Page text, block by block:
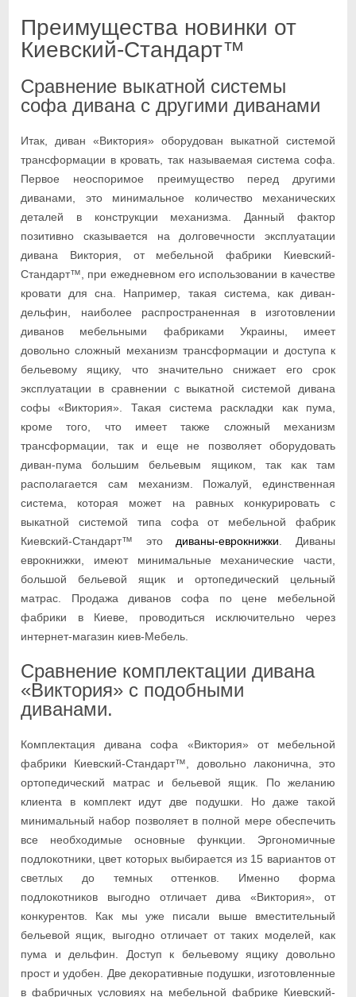
Преимущества новинки от
Киевский-Стандарт™
Сравнение выкатной системы
софа дивана с другими диванами
Итак, диван «Виктория» оборудован выкатной системой
трансформации в кровать, так называемая система софа.
Первое неоспоримое преимущество перед другими
диванами, это минимальное количество механических
деталей в конструкции механизма. Данный фактор
позитивно сказывается на долговечности эксплуатации
дивана Виктория, от мебельной фабрики Киевский-
Стандарт™, при ежедневном его использовании в качестве
кровати для сна. Например, такая система, как диван-
дельфин, наиболее распространенная в изготовлении
диванов мебельными фабриками Украины, имеет
довольно сложный механизм трансформации и доступа к
бельевому ящику, что значительно снижает его срок
эксплуатации в сравнении с выкатной системой дивана
софы «Виктория». Такая система раскладки как пума,
кроме того, что имеет также сложный механизм
трансформации, так и еще не позволяет оборудовать
диван-пума большим бельевым ящиком, так как там
располагается сам механизм. Пожалуй, единственная
система, которая может на равных конкурировать с
выкатной системой типа софа от мебельной фабрик
Киевский-Стандарт™ это диваны-еврокнижки . Диваны
еврокнижки, имеют минимальные механические части,
большой бельевой ящик и ортопедический цельный
матрас. Продажа диванов софа по цене мебельной
фабрики в Киеве, проводиться исключительно через
интернет-магазин киев-Мебель.
Сравнение комплектации дивана
«Виктория» с подобными
диванами.
Комплектация дивана софа «Виктория» от мебельной
фабрики Киевский-Стандарт™, довольно лаконична, это
ортопедический матрас и бельевой ящик. По желанию
клиента в комплект идут две подушки. Но даже такой
минимальный набор позволяет в полной мере обеспечить
все необходимые основные функции. Эргономичные
подлокотники, цвет которых выбирается из 15 вариантов от
светлых до темных оттенков. Именно форма
подлокотников выгодно отличает дива «Виктория», от
конкурентов. Как мы уже писали выше вместительный
бельевой ящик, выгодно отличает от таких моделей, как
пума и дельфин. Доступ к бельевому ящику довольно
прост и удобен. Две декоративные подушки, изготовленные
в фабричных условиях на мебельной фабрике Киевский-